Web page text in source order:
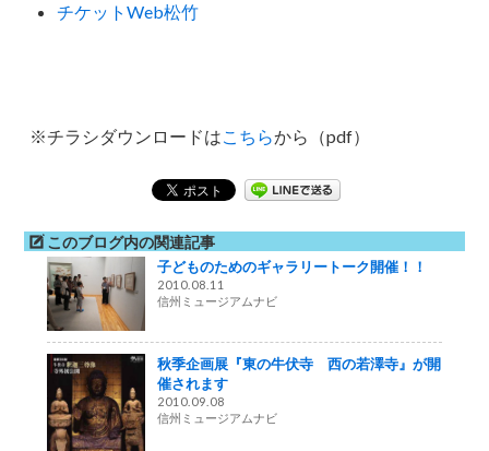
チケットWeb松竹
※チラシダウンロードはこちらから（pdf）
このブログ内の関連記事
子どものためのギャラリートーク開催！！
2010.08.11
信州ミュージアムナビ
秋季企画展『東の牛伏寺 西の若澤寺』が開
催されます
2010.09.08
信州ミュージアムナビ